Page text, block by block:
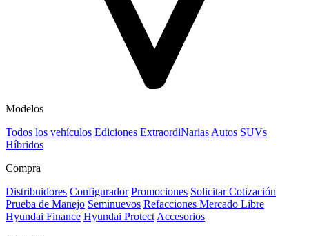
Modelos
Todos los vehículos Ediciones ExtraordiNarias Autos SUVs
Híbridos
Compra
Distribuidores Configurador Promociones Solicitar Cotización
Prueba de Manejo Seminuevos Refacciones Mercado Libre
Hyundai Finance Hyundai Protect Accesorios